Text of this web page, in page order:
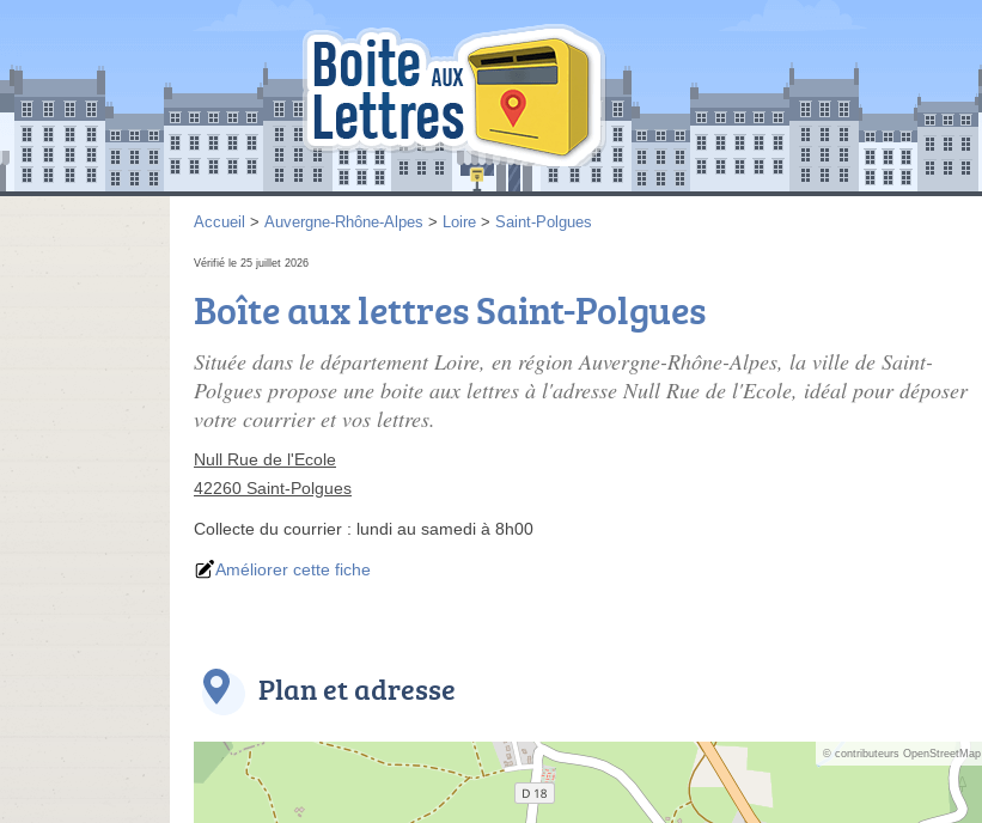
Accueil > Auvergne-Rhône-Alpes > Loire > Saint-Polgues
Vérifié le 25 juillet 2026
Boîte aux lettres Saint-Polgues
Située dans le département Loire, en région Auvergne-Rhône-Alpes, la ville de Saint-
Polgues propose une boite aux lettres à l'adresse Null Rue de l'Ecole, idéal pour déposer
votre courrier et vos lettres.
Null Rue de l'Ecole
42260 Saint-Polgues
Collecte du courrier : lundi au samedi à 8h00
Améliorer cette fiche
Plan et adresse
© contributeurs OpenStreetMap